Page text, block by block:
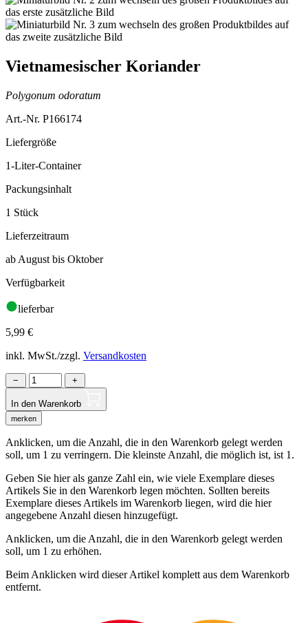
Vietnamesischer Koriander
Polygonum odoratum
Art.-Nr. P166174
Liefergröße
1-Liter-Container
Packungsinhalt
1 Stück
Lieferzeitraum
ab August bis Oktober
Verfügbarkeit
lieferbar
5,99 €
inkl. MwSt./zzgl. Versandkosten
− +
In den Warenkorb
merken
Anklicken, um die Anzahl, die in den Warenkorb gelegt werden
soll, um 1 zu verringern. Die kleinste Anzahl, die möglich ist, ist 1.
Geben Sie hier als ganze Zahl ein, wie viele Exemplare dieses
Artikels Sie in den Warenkorb legen möchten. Sollten bereits
Exemplare dieses Artikels im Warenkorb liegen, wird die hier
angegebene Anzahl diesen hinzugefügt.
Anklicken, um die Anzahl, die in den Warenkorb gelegt werden
soll, um 1 zu erhöhen.
Beim Anklicken wird dieser Artikel komplett aus dem Warenkorb
entfernt.